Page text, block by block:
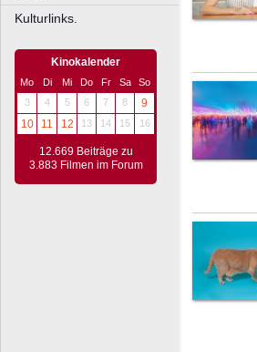
Kulturlinks.
Kinokalender
Mo Di Mi Do Fr Sa
So
3
4 5 6 7 8
9
10
11 12 13 14 15 16
12.669 Beiträge zu
3.883 Filmen im Forum